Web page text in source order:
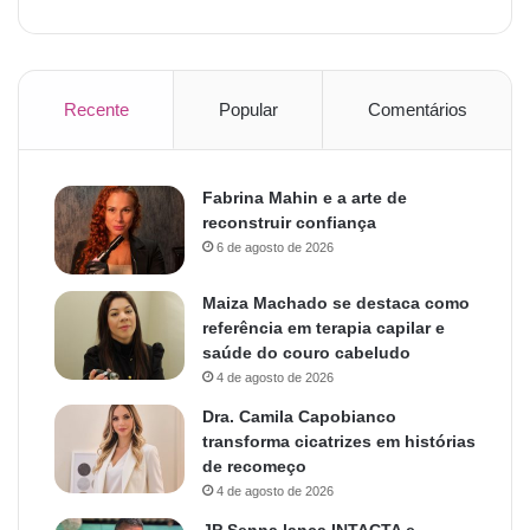
Recente Popular Comentários
Fabrina Mahin e a arte de
reconstruir confiança
6 de agosto de 2026
Maiza Machado se destaca como
referência em terapia capilar e
saúde do couro cabeludo
4 de agosto de 2026
Dra. Camila Capobianco
transforma cicatrizes em histórias
de recomeço
4 de agosto de 2026